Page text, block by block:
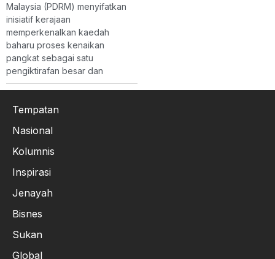
Malaysia (PDRM) menyifatkan
inisiatif kerajaan
memperkenalkan kaedah
baharu proses kenaikan
pangkat sebagai satu
pengiktirafan besar dan
Tempatan
Nasional
Kolumnis
Inspirasi
Jenayah
Bisnes
Sukan
Global